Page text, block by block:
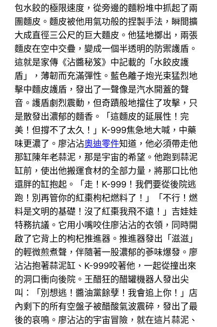
包水餃的極限速度，從旁邊的麵粉堆中抓起了兩
團麵皮。麵皮被他用氣功般的捏製手法，瞬間擴
大成直徑三公尺的巨大麵皮。他猛地擲出，兩張
麵皮在空中交疊，變成一個半透明的防禦護盾。
這就是家傳《沾醬秘笈》中記載的「水餃皮護
盾」，薄韌而充滿彈性。藍色離子炮光束猛烈地
擊中麵皮護盾，發出了一聲像是汽水開蓋的聲
音。護盾劇烈震動，但奇蹟般地擋住了攻擊，只
是散發出濃郁的麵香。「這麵皮的延展性！完
美！但撐不了太久！」K-999焦急地大喊，中藥
味更濃了。廖沾沾奧迪零件知道，他必須帶走他
那缸陳年老蒜泥，那是宇宙的希望。他跑到蒜泥
缸前，使出他搬運食材的全部力量，將那口比他
還胖的缸抱起。「走！K-999！我們要從後院逃
跑！別再管你的紅棗枸杞燃料了！」「不行！燃
料是文明的基礎！沒了紅棗我飛不遠！」吉娃娃
特務抗議。它用小嘴咬住廖沾沾的衣領，同時開
啟了它背上的枸杞推進器。推進器發出「滋滋」
的輕微煎煮聲，伴隨著一股濃郁的蔘味爆發。廖
沾沾抱著蒜泥缸、K-999咬著他，一起從撞出來
的洞口衝向後院。王醋狂的醋罐機器人發出尖
叫：「別想逃！醬油黨餘孽！我會追上你！」店
內剩下的所有空盤子被醋酸氣波震碎，發出了最
後的哀鳴。廖沾沾的宇宙冒險，就在這片蒜泥、